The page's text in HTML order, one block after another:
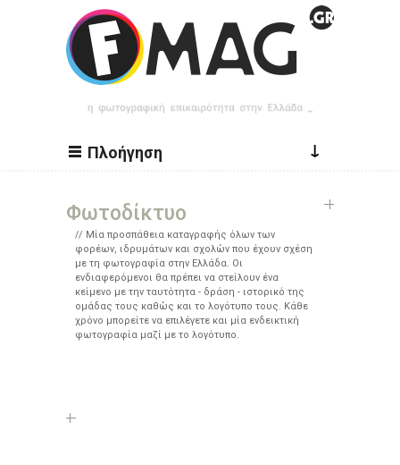
Παράκαμψη προς το κυρίως περιεχόμενο
Πλοήγηση ↓
Φωτοδίκτυο
Μία προσπάθεια καταγραφής όλων των
φορέων, ιδρυμάτων και σχολών που έχουν σχέση
με τη φωτογραφία στην Ελλάδα. Οι
ενδιαφερόμενοι θα πρέπει να στείλουν ένα
κείμενο με την ταυτότητα - δράση - ιστορικό της
ομάδας τους καθώς και το λογότυπο τους. Κάθε
χρόνο μπορείτε να επιλέγετε και μία ενδεικτική
φωτογραφία μαζί με το λογότυπο.